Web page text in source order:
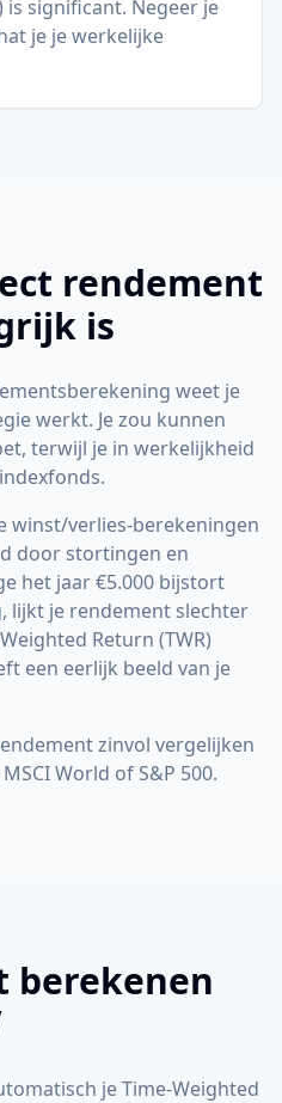
significant. Negeer je
je je werkelijke
rendement
is
weet je
werkt. Je zou kunnen
terwijl je in werkelijkheid
winst/verlies-berekeningen
door stortingen en
het jaar €5.000 bijstort
lijkt je rendement slechter
Return (TWR)
een eerlijk beeld van je
zinvol vergelijken
World of S&P 500.
berekenen
je Time-Weighted